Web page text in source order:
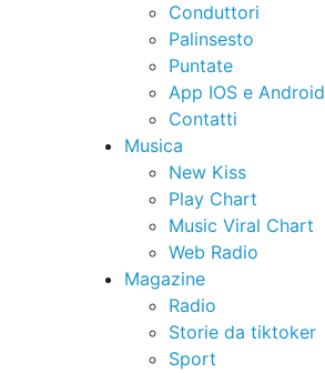
Conduttori
Palinsesto
Puntate
App IOS e Android
Contatti
Musica
New Kiss
Play Chart
Music Viral Chart
Web Radio
Magazine
Radio
Storie da tiktoker
Sport